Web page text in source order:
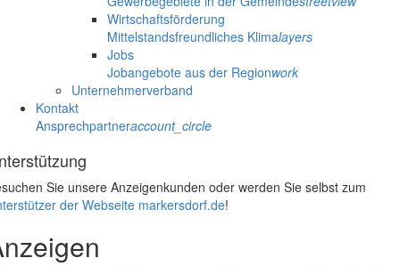
Wirtschaftsförderung
Mittelstandsfreundliches Klimalayers
Jobs
Jobangebote aus der Regionwork
Unternehmerverband
Kontakt
Ansprechpartneraccount_circle
Sie unsere Anzeigenkunden oder werden Sie selbst zum
der Webseite markersdorf.de!